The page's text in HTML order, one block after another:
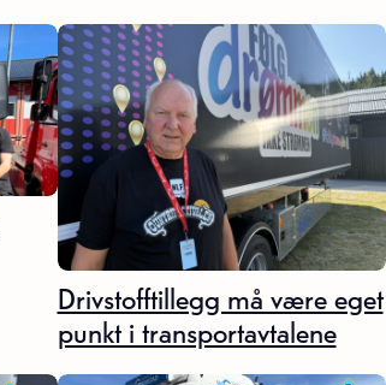
Drivstofftillegg må være eget
punkt i transportavtalene